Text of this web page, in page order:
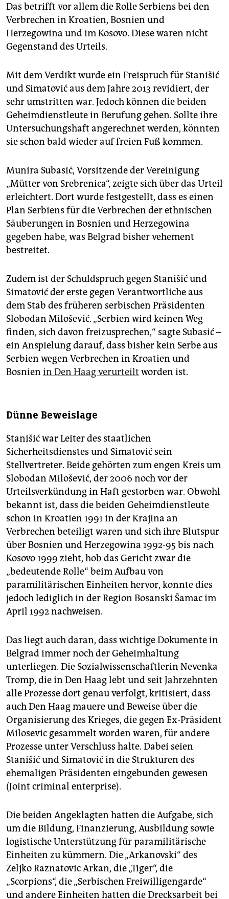
Das betrifft vor allem die Rolle Serbiens bei den
Verbrechen in Kroatien, Bosnien und
Herzegowina und im Kosovo. Diese waren nicht
Gegenstand des Urteils.
Mit dem Verdikt wurde ein Freispruch für Stanišić
und Simatović aus dem Jahre 2013 revidiert, der
sehr umstritten war. Jedoch können die beiden
Geheimdienstleute in Berufung gehen. Sollte ihre
Untersuchungshaft angerechnet werden, könnten
sie schon bald wieder auf freien Fuß kommen.
Munira Subasić, Vorsitzende der Vereinigung
„Mütter von Srebrenica“, zeigte sich über das Urteil
erleichtert. Dort wurde festgestellt, dass es einen
Plan Serbiens für die Verbrechen der ethnischen
Säuberungen in Bosnien und Herzegowina
gegeben habe, was Belgrad bisher vehement
bestreitet.
Zudem ist der Schuldspruch gegen Stanišić und
Simatović der erste gegen Verantwortliche aus
dem Stab des früheren serbischen Präsidenten
Slobodan Milošević. „Serbien wird keinen Weg
finden, sich davon freizusprechen,“ sagte Subasić –
ein Anspielung darauf, dass bisher kein Serbe aus
Serbien wegen Verbrechen in Kroatien und
Bosnien in Den Haag verurteilt worden ist.
Dünne Beweislage
Stanišić war Leiter des staatlichen
Sicherheitsdienstes und Simatović sein
Stellvertreter. Beide gehörten zum engen Kreis um
Slobodan Milošević, der 2006 noch vor der
Urteilsverkündung in Haft gestorben war. Obwohl
bekannt ist, dass die beiden Geheimdienstleute
schon in Kroatien 1991 in der Krajina an
Verbrechen beteiligt waren und sich ihre Blutspur
über Bosnien und Herzegowina 1992-95 bis nach
Kosovo 1999 zieht, hob das Gericht zwar die
„bedeutende Rolle“ beim Aufbau von
paramilitärischen Einheiten hervor, konnte dies
jedoch lediglich in der Region Bosanski Šamac im
April 1992 nachweisen.
Das liegt auch daran, dass wichtige Dokumente in
Belgrad immer noch der Geheimhaltung
unterliegen. Die Sozialwissenschaftlerin Nevenka
Tromp, die in Den Haag lebt und seit Jahrzehnten
alle Prozesse dort genau verfolgt, kritisiert, dass
auch Den Haag mauere und Beweise über die
Organisierung des Krieges, die gegen Ex-Präsident
Milosevic gesammelt worden waren, für andere
Prozesse unter Verschluss halte. Dabei seien
Stanišić und Simatović in die Strukturen des
ehemaligen Präsidenten eingebunden gewesen
(Joint criminal enterprise).
Die beiden Angeklagten hatten die Aufgabe, sich
um die Bildung, Finanzierung, Ausbildung sowie
logistische Unterstützung für paramilitärische
Einheiten zu kümmern. Die „Arkanovski“ des
Zeljko Raznatovic Arkan, die „Tiger“, die
„Scorpions“, die „Serbischen Freiwilligengarde“
und andere Einheiten hatten die Drecksarbeit bei